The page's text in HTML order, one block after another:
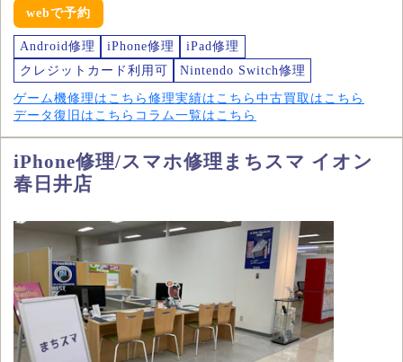
webで予約
Android修理 iPhone修理
iPad修理
クレジットカード利用可
Nintendo Switch修理
ゲーム機修理はこちら 修理実績はこちら 中古買取はこちら
データ復旧はこちら コラム一覧はこちら
iPhone修理/スマホ修理まちスマ イオン
春日井店